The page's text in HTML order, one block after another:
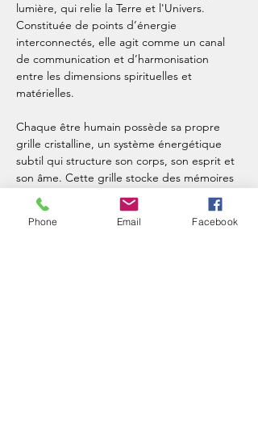
lumière, qui relie la Terre et l'Univers.
Constituée de points d’énergie
interconnectés, elle agit comme un canal
de communication et d’harmonisation
entre les dimensions spirituelles et
matérielles.
Chaque être humain possède sa propre
grille cristalline, un système énergétique
subtil qui structure son corps, son esprit et
son âme. Cette grille stocke des mémoires
ancestrales, karmiques et cellulaires,
influençant notre état vibratoire, notre bien-
être et notre évolution spirituelle.
Phone Email Facebook